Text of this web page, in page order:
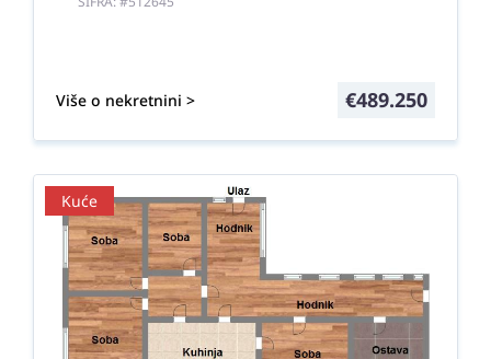
Više o nekretnini > €489.250
Kuće